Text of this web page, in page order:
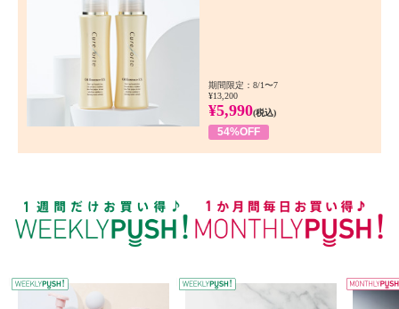
期間限定：8/1〜7
¥13,200
¥5,990(税込)
54%OFF
WEEKLY PUSH